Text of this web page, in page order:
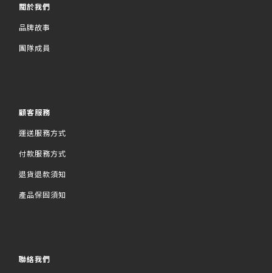
關於我們
品牌故事
團隊成員
顧客服務
運送服務方式
付款服務方式
退貨退款須知
產品保固須知
聯絡我們